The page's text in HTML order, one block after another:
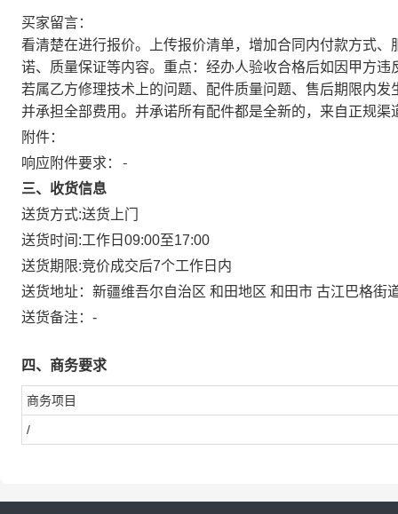
买家留言：
看清楚在进行报价。上传报价清单，增加合同内付款方式
诺、质量保证等内容。重点：经办人验收合格后如因甲方
若属乙方修理技术上的问题、配件质量问题、售后期限内
并承担全部费用。并承诺所有配件都是全新的，来自正规
附件：
响应附件要求：-
三、收货信息
送货方式:送货上门
送货时间:工作日09:00至17:00
送货期限:竞价成交后7个工作日内
送货地址： 新疆维吾尔自治区 和田地区 和田市 古江巴格街
送货备注： -
四、商务要求
商务项目
/